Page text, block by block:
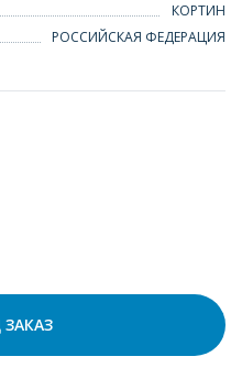
КОРТИН
РОССИЙСКАЯ ФЕДЕРАЦИЯ